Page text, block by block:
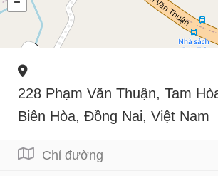
228 Phạm Văn Thuận, Tam
Biên Hòa, Đồng Nai, Việt Nam
Chỉ đường